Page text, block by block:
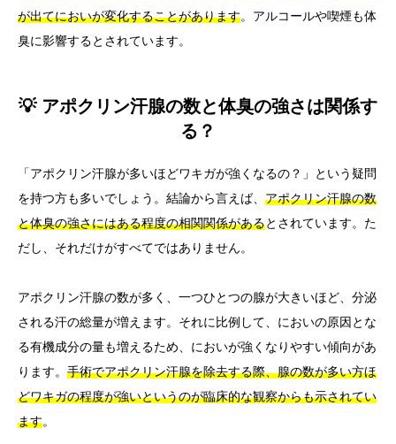
が出てにおいが変化することがあります。アルコールや喫煙も体
臭に影響するとされています。
💡 アポクリン汗腺の数と体臭の強さは関係す
る？
「アポクリン汗腺が多いほどワキガが強くなるの？」という疑問
を持つ方も多いでしょう。結論から言えば、 アポクリン汗腺の数
と体臭の強さにはある程度の相関関係があるとされています。た
だし、それだけがすべてではありません。
アポクリン汗腺の数が多く、一つひとつの腺が大きいほど、分泌
される汗の総量が増えます。それに比例して、においの原因とな
る有機成分の量も増えるため、においが強くなりやすい傾向があ
ります。 手術でアポクリン汗腺を除去する際、腺の数が多い方ほ
どワキガの程度が強いというのが臨床的な観察からも示されてい
ます。